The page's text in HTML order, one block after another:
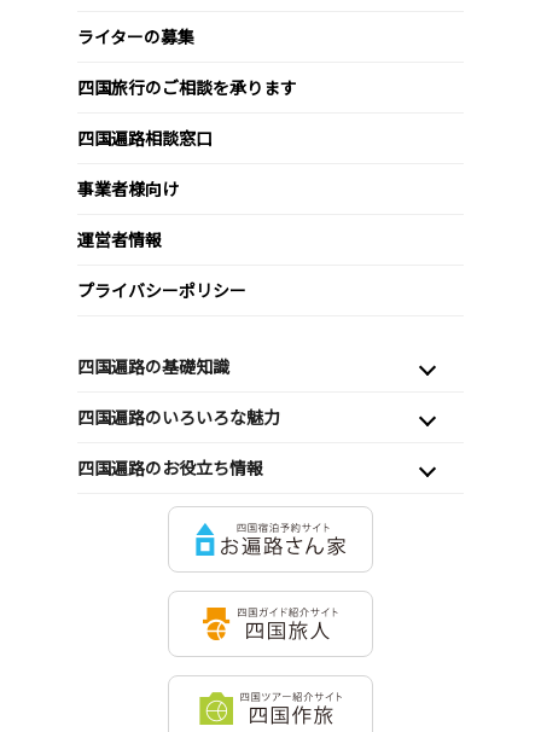
ライターの募集
四国旅行のご相談を承ります
四国遍路相談窓口
事業者様向け
運営者情報
プライバシーポリシー
四国遍路の基礎知識
四国遍路のいろいろな魅力
四国遍路のお役立ち情報